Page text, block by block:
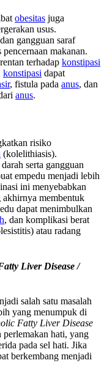
obesitas juga
usus.
gangguan saraf
makanan.
terhadap konstipasi
konstipasi dapat
, fistula pada anus, dan
anus.
risiko
(kolelithiasis).
serta gangguan
empedu menjadi lebih
ini menyebabkan
akhirnya membentuk
dapat menimbulkan
, dan komplikasi berat
atau radang
Liver Disease /
salah satu masalah
yang menumpuk di
Fatty Liver Disease
perlemakan hati, yang
pada sel hati. Jika
berkembang menjadi